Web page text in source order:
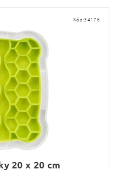
Kód:34176
20 x 20 cm